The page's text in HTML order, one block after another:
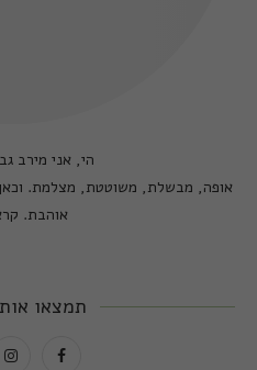
הי, אני מירב
אופה, מבשלת, משוטטת, מצלמת.
אוהבת.
תמצאו